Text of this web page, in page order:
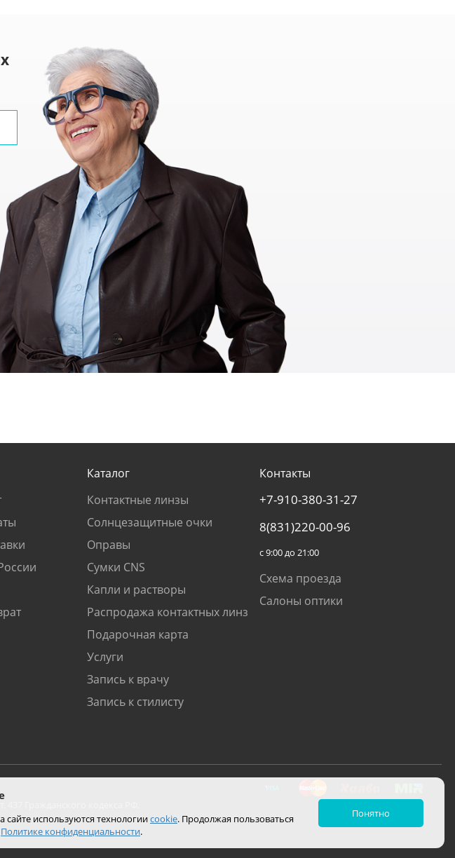
Каталог
Контактные линзы
Солнцезащитные очки
Оправы
Сумки CNS
Капли и растворы
Распродажа контактных линз
Подарочная карта
Услуги
Запись к врачу
Запись к стилисту
Контакты
+7-910-380-31-27
8(831)220-00-96
с 9:00 до 21:00
Схема проезда
Салоны оптики
Гражданского кодекса РФ.
используются технологииcookie. Продолжая пользоваться
Политике конфиденциальности.
Понятно